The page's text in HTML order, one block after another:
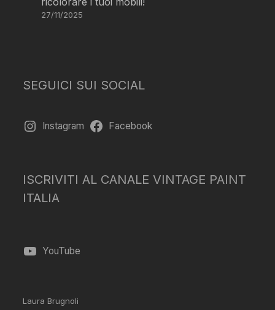
27/11/2025
SEGUICI SUI SOCIAL
Instagram Facebook
ISCRIVITI AL CANALE VINTAGE PAINT
ITALIA
YouTube
Laura Brugnoli